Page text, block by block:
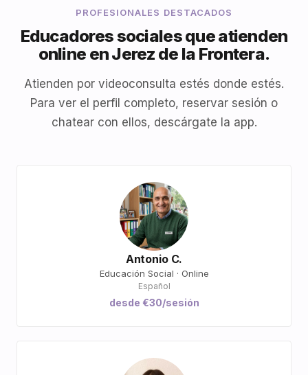
PROFESIONALES DESTACADOS
Educadores sociales que atienden
online en Jerez de la Frontera.
Atienden por videoconsulta estés donde estés.
Para ver el perfil completo, reservar sesión o
chatear con ellos, descárgate la app.
Antonio C.
Educación Social · Online
Español
desde €30/sesión